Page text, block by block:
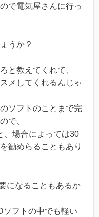
で電気屋さんに行っ
うか？
と教えてくれて、
メしてくれるんじゃ
ソフトのことまで完
で、
、場合によっては30
勧めらることもあり
になることもあるか
ソフトの中でも軽い